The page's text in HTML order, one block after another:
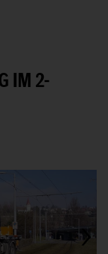
IM 2-